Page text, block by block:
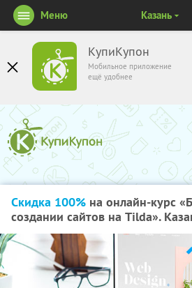
КупиКупон
Мобильное приложение
ещё удобнее
Меню Казань
Скидка 100% на онлайн-курс
создании сайтов на Tilda».